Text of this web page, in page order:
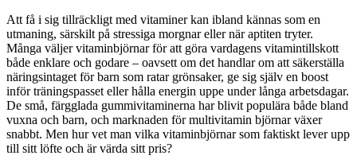
Att få i sig tillräckligt med vitaminer kan ibland kännas som en
utmaning, särskilt på stressiga morgnar eller när aptiten tryter.
Många väljer vitaminbjörnar för att göra vardagens vitamintillskott
både enklare och godare – oavsett om det handlar om att säkerställa
näringsintaget för barn som ratar grönsaker, ge sig själv en boost
inför träningspasset eller hålla energin uppe under långa arbetsdagar.
De små, färgglada gummivitaminerna har blivit populära både bland
vuxna och barn, och marknaden för multivitamin björnar växer
snabbt. Men hur vet man vilka vitaminbjörnar som faktiskt lever upp
till sitt löfte och är värda sitt pris?